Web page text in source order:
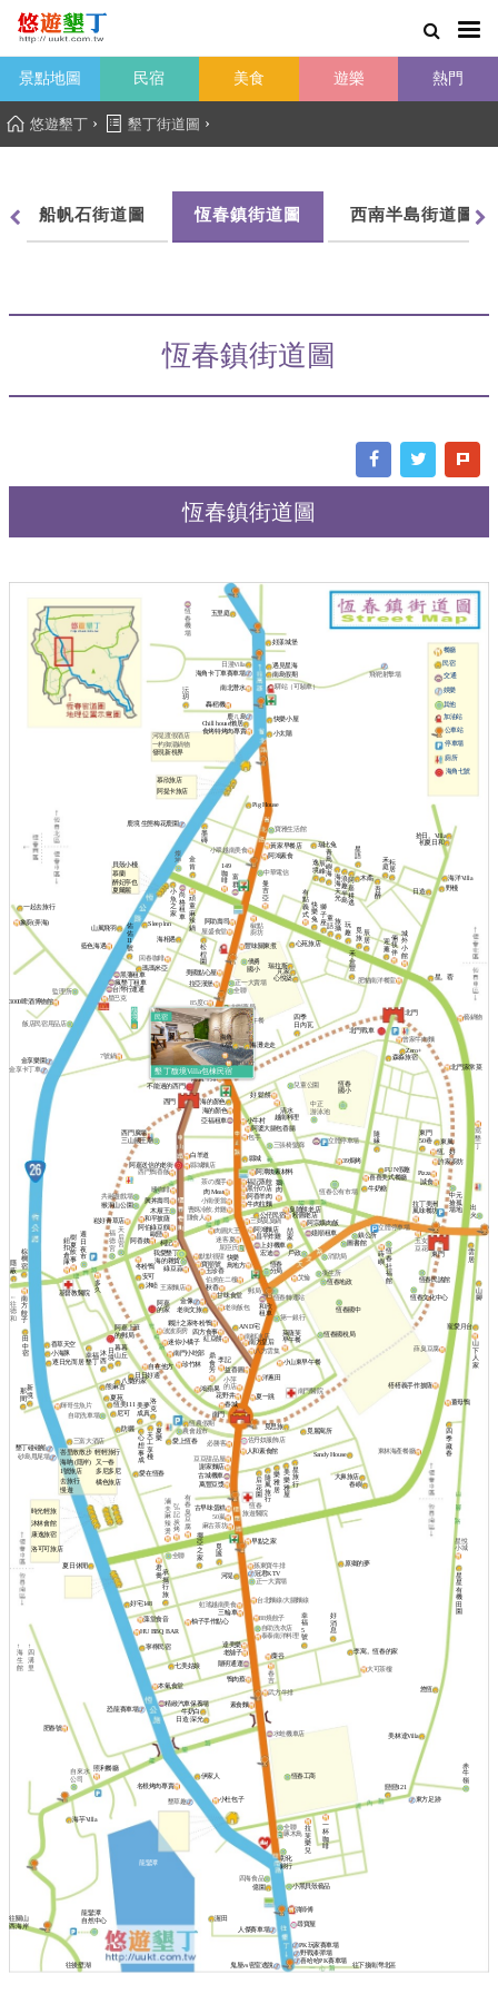
景點地圖 民宿 美食 遊樂 熱門
悠遊墾丁 › 墾丁街道圖 ›
船帆石街道圖 恆春鎮街道圖 西南半島街道圖
恆春鎮街道圖
恆春鎮街道圖
民宿
墾丁馥境Villa包棟民宿
五里庭
餐廳
民宿
交通
娛樂
其他
加油站
公車站
停車場
廁所
海角七號
飛靶射擊場
往下接南灣北區
往後壁湖
驛站（可驗車）
南北潛水
小太陽
中華電信
富
群
149
咖
啡
燦
坤
尚
格
租
車
慕蘭
美國點心屋
薑母鴨
拉亞漢堡
85度C
瑪瑪米亞
黑藩租車
木箱火鍋
山風飛羽
藍色海遇
監理所
初夏日和
僑勇
國小
正一大賣場
全聯
莫尼克早午餐
四季
日內瓦
不能過的西門
北門戰車
北門
西門
海的顏色
海的顏色
亞福租車
兒童公園 恆春
國小
中正
游泳池
清水
越南料理
小牛村
阿賢牛排
包手
縣城
立體停車場
39焗烤
恆春公有市場
福記蒸餃
黑仔の店
阿香羊肉
阿鴻麵店
宏迪 戶政
恆春
分局
東門
50巷 東風
中元
搶孤
場地
出
火
東門
星
星
有
機
田
園
鎮公所
圖書館
消防局
衛生所
恆春地政
艾倫
恆春國中
恆春轉運站
恆春國稅局
小山東早午餐
第一銀行
南門醫院
白羊道
屈臣氏
秋香
和欣
租車
老街飯包
南方皇后
西門廣場
三山國王廟
阿嘉送信的老街
木屐王
阿伯綠豆饌
天
后
宮
週
日
夜
市
基督教醫院
幸福
墾丁
阿嘉上班
的郵局
阿嘉
的家
柯記
我愛墾丁
綠豆蒜
王家麵店
金像
夥計之家冬粉鴨
珍竹林
李記
鴻蘋果
海相遇
郵局
南都冰店
農會超市
恆農假期
南門
佐丹奴服飾店
人和素食館
豆豆甜品屋
謝家麵店
古城機車
萬豐豆漿
恆春
旅遊醫院
豐味關東煮
古早味蛋糕
全聯
砂島甩尾場
夏日休閒
河堤
冠君KTV
正一大賣場
三輪車
本氣食堂
達美樂
老舖子
鴨肉蔡
素食麵
精緻汽車保養場
照利餐廳
自來水
公司
龍鑾潭
自然中心
往關山
西海岸
龍鑾潭
原鄉的夢
恆春工商
伊家人
名根烤肉專賣
小杜包子
赤
牛
嶺
戀戀121
一
杯
咖
啡
四海食品
人傑賽車場
鬼屋vs密室逃脫
洪師傅
尋寶屋
PK玩家賽車場
喜哈哈PK賽車場
50嵐
城
外
小
館
君
喬
1號旅店
美夢
成真
粉圓老店
臭脯餅老店
星
旅
行
樂
雅
居
歐戀
全聯
墨
磚
鹿境 生態梅花鹿園
瘋墾丁租車
好日子
夏苑
輕輕旅行
愛上恆春
野棧
慢遊
3000啤酒博物館
沐睦
北門家常菜
Zero+
時光輕旅
野戰漆彈場
崧好青草店
墾丁碰碰船
海芋Villa
覓思旅
去旅行
藻堂食音 88燒餃子
迎
薰
沐林會館
四
季
藏
春
渥田
寶順號
玉珍香
快樂
鳥地方
阿婆大腸包香腸
南
方
餃
子
拉
芙
樂
兒
彰化
銀行
自助洗衣店
恐龍賽車場
益香圓
承
攜
行
旅
田
中
宿
七美姑娘
食烤特烤肉專賣
花野井
佑
佑
11
號
公仔民宿
黃家早餐店
早點之家
夏一跳
洋蔥田
麋谷
恆。好
阿潭姨素材料
多
久
恆美111
冬粉鴨
牛肉拉麵
美林達Villa
天
工
享
棧
夏
樂
心
想
事
成
南門小吃部
象廚(弄海)
自在他方
防曬
日造
逐日光而居
興丼壽司
阿鴻素食
愛在恆春
多尼多尼
上好機車
隨
風
旅
行
拾日。Villa
台灣行運通
迷你小橘子
寶雅生活館
鈕
扣
倉
庫
好
消
息
波波廚房
茶の魔手
曹媽冷飲.炸雞
億園
貝殼小棧
樹
夏
飲
事
默默很甜
水蛙機車店
鼎
食
芳
昌平炸雞
大可茶樓
海的雜貨
洛
克
棕
櫚
宿
隨
緣
安可
Pizza
啄木鳥
悠恆
大鼻旅店
牛奶白
牛奶糖
幸
福
5
號
金
肯
Pig House
美
樂
雅
屋
轟稻機
李寓。恆春的家
發現新視界
拉丁美洲
風味餐坊
好漾城堡
瑞比兔
康逸旅宿
一起去旅行
星巴克
誠食
星悅
小城
海角卡丁車賽車場
尼可
迷客夏
FUN假趣
旅
攝
夏爾麗
柚子手作點心
甘味食堂
墾草趣
榙榙義手作披薩
海灘走走
四方食事
小
魚
之
家
寧檸民宿
耘
居
慕欣旅店
吾
醉
禾
庭
Sandy House
覓麗寓所
芃家
童
話
獅
子
座 玩
趣
快
樂
兔
辰
居
心悅築
海
海
天
光
老街文旅
立體停車場
洛可可旅店
遇見星海
小黑貝殼藝品
曾家牛肉麵
台北麵線/大腸麵線
河堤渡假酒店
小翠越南美食
三張椅髮廊
屋盛食堂
7號鍋
恆
春
機
場
大樹藥局
共融遊戲場
猴洞山公園
自助洗車場
玉女
豆花
春城
小海豚
肥春號
↑
四
溝
里
↑
海
生
館
頑
童
麻
辣
鍋
日造·深光
許家廚坊
隱
蔽
←
往
德
和
倆
筷
伴
森淼旅宿
馥
境
飯店民宿用品店
阿琴麵店
山
下
人
家
鹿ㄦ島
Chill house懶居
泰泰南洋料理
三富大酒店
陽明通運
武方牛排
南島假期
阿助壽司
HU BBQ BAR
嗜咖啡
肥貓南洋餐室
窩
墾
丁
小萍
的店
肉圓大王
三媽臭臭鍋
好宅148
縣城麵店
阿提卡旅店
海洋Villa
浪
趣
半
島
瑞拉斯
辰
峰
小南便當
東林海產餐廳
覓
謐
蒔
嶼
恆
春
社
福
館
逸
境
山
腳
東方足跡
好 鬆餅
峇里散散步
星。蓿
必勝客
輝哥生魚片
和平披薩
春嶼
香草天空
青
鳥
嶼
海
阿
嘉
耕
逃
木矞
心苑旅店
禾
金
豐
AND宅
Sleep lnn
松
桯
園
后
花
園
覓
旅
橘色旅店
孫東寶牛排
鵝
肉
喆
家
肉 Meat
曼
吉
亞
醉妃亭也
日日好適
八樂的家
熊麻吉
沄
玥
金享樂園
萊薩芙
早午餐
那
間
阿宗爌肉飯
雲
居
暮暮
山丘
日
境
沐
西
恆春民謠館
快樂小屋
挪
亞
之
家
虹瑤越南美食
喜喜美式餐廳
有
點
義
式
麻古茶坊
伯虎在二樓
回春咖啡
海角
42號
寵愛月台
藝鍋物
又一春
金享卡丁車
紅豆餅
福
德
宮
海吶 (隱岸)
星
語
恆春文化中心
有
春
臭
豆
腐
弘
記
炭
烤
滷
夫
麻
辣
燙
阿香姨
椒點
廚坊
日漫Villa
嬑順租車
一杓御湯鍋物
新
境
薛臭豆腐
春
吉
烤100分
香香豆花
賺食人
八方雲集
西門鴨香飯